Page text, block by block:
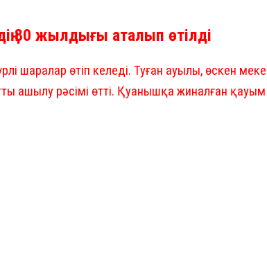
80 жылдығы аталып өтілді
шаралар өтіп келеді. Туған ауылы, өскен
ашылу рәсімі өтті. Қуанышқа жиналған қауым